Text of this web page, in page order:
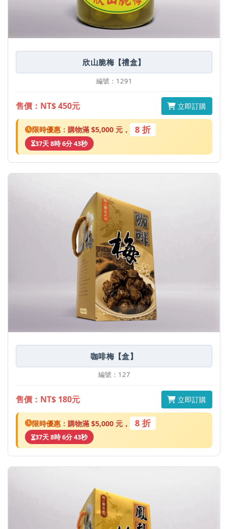
欣山脆梅【禮盒】
編號：1291
售價：NT$ 450元 立即訂購
限時優惠： 購物滿 $5,000 元， 8 折
37天 8時 6分 43秒
咖啡梅【盒】
編號：127
售價：NT$ 180元 立即訂購
限時優惠： 購物滿 $5,000 元， 8 折
37天 8時 6分 43秒